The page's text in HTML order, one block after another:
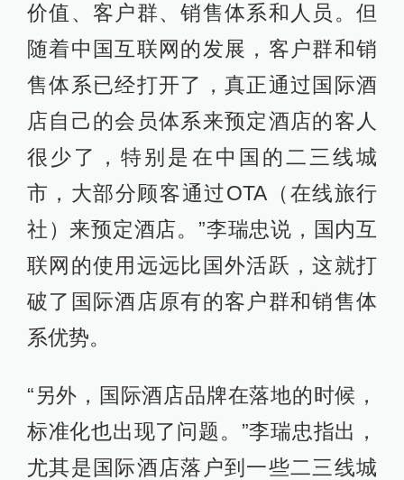
价值、客户群、销售体系和人员。但
随着中国互联网的发展，客户群和销
售体系已经打开了，真正通过国际酒
店自己的会员体系来预定酒店的客人
很少了，特别是在中国的二三线城
市，大部分顾客通过OTA（在线旅行
社）来预定酒店。”李瑞忠说，国内互
联网的使用远远比国外活跃，这就打
破了国际酒店原有的客户群和销售体
系优势。
“另外，国际酒店品牌在落地的时候，
标准化也出现了问题。”李瑞忠指出，
尤其是国际酒店落户到一些二三线城